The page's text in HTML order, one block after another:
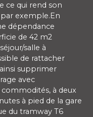
ce qui rend son
exemple.En
dépendance
de 42 m2
salle à
de rattacher
supprimer
avec
à deux
à pied de la gare
du tramway T6